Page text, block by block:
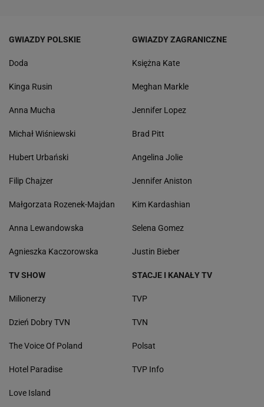
GWIAZDY POLSKIE
Doda
Kinga Rusin
Anna Mucha
Michał Wiśniewski
Hubert Urbański
Filip Chajzer
Małgorzata Rozenek-Majdan
Anna Lewandowska
Agnieszka Kaczorowska
GWIAZDY ZAGRANICZNE
Księżna Kate
Meghan Markle
Jennifer Lopez
Brad Pitt
Angelina Jolie
Jennifer Aniston
Kim Kardashian
Selena Gomez
Justin Bieber
TV SHOW
Milionerzy
Dzień Dobry TVN
The Voice Of Poland
Hotel Paradise
Love Island
STACJE I KANAŁY TV
TVP
TVN
Polsat
TVP Info